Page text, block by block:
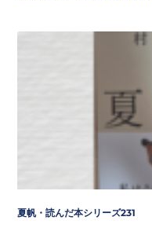
夏帆・読んだ本シリーズ231